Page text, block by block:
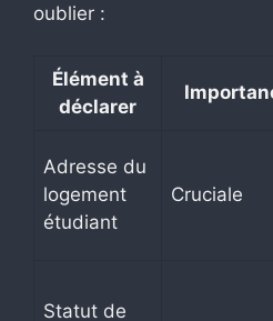
oublier :
Élément à
déclarer
Adresse du
logement
étudiant
Cruciale
Statut de